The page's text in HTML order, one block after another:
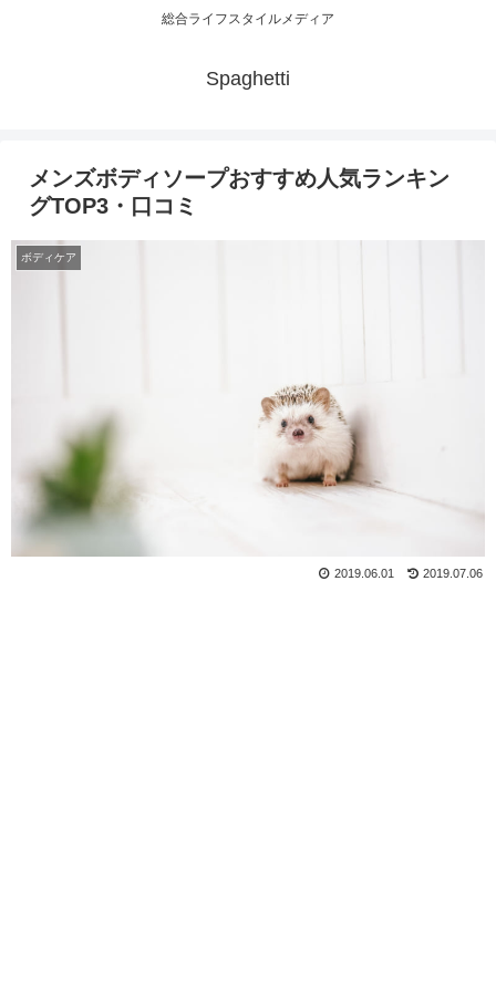
総合ライフスタイルメディア
Spaghetti
メンズボディソープおすすめ人気ランキン
グTOP3・口コミ
ボディケア
2019.07.06
2019.06.01